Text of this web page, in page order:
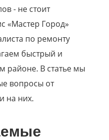
- не стоит
«Мастер Город»
по ремонту
быстрый и
районе. В статье мы
вопросы от
на них.